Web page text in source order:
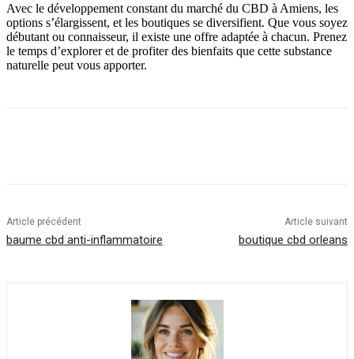
Avec le développement constant du marché du CBD à Amiens, les
options s’élargissent, et les boutiques se diversifient. Que vous soyez
débutant ou connaisseur, il existe une offre adaptée à chacun. Prenez
le temps d’explorer et de profiter des bienfaits que cette substance
naturelle peut vous apporter.
Article précédent
baume cbd anti-inflammatoire
Article suivant
boutique cbd orleans